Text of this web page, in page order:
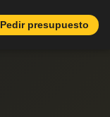
Pedir presupuesto